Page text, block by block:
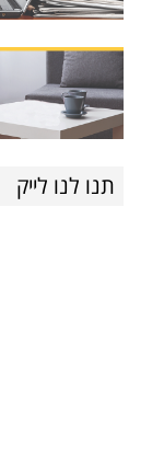
תנו לנו לייק